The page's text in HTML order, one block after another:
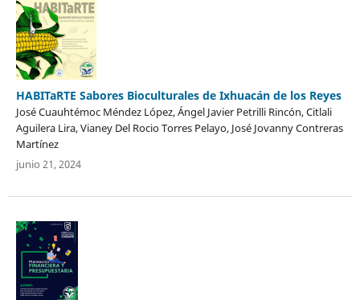
HABITaRTE Sabores Bioculturales de Ixhuacán de los Reyes
José Cuauhtémoc Méndez López, Ángel Javier Petrilli Rincón, Citlali
Aguilera Lira, Vianey Del Rocio Torres Pelayo, José Jovanny Contreras
Martínez
junio 21, 2024